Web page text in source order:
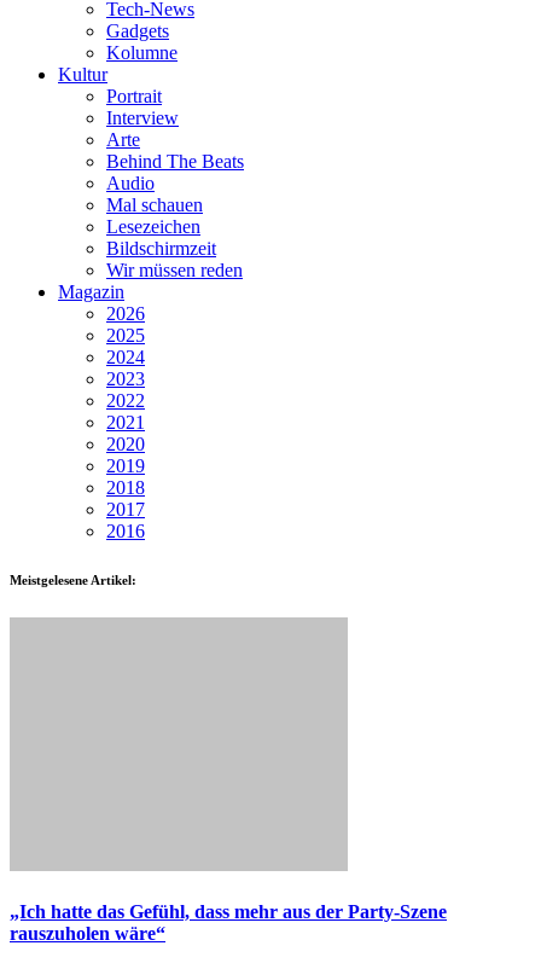
Tech-News
Gadgets
Kolumne
Kultur
Portrait
Interview
Arte
Behind The Beats
Audio
Mal schauen
Lesezeichen
Bildschirmzeit
Wir müssen reden
Magazin
2026
2025
2024
2023
2022
2021
2020
2019
2018
2017
2016
Meistgelesene Artikel:
„Ich hatte das Gefühl, dass mehr aus der Party-Szene
rauszuholen wäre“